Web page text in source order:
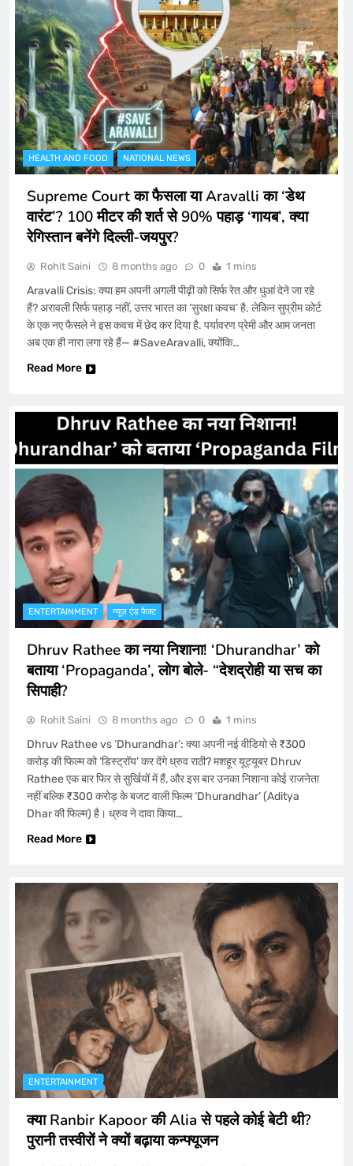
HEALTH AND FOOD NATIONAL NEWS
Supreme Court का फैसला या Aravalli का ‘डेथ
वारंट’? 100 मीटर की शर्त से 90% पहाड़ ‘गायब’, क्या
रेगिस्तान बनेंगे दिल्ली-जयपुर?
Rohit Saini 8 months ago 0 1 mins
Aravalli Crisis: क्या हम अपनी अगली पीढ़ी को सिर्फ रेत और धुआं देने जा रहे
हैं? अरावली सिर्फ पहाड़ नहीं, उत्तर भारत का ‘सुरक्षा कवच’ है. लेकिन सुप्रीम कोर्ट
के एक नए फैसले ने इस कवच में छेद कर दिया है. पर्यावरण प्रेमी और आम जनता
अब एक ही नारा लगा रहे हैं— #SaveAravalli, क्योंकि…
Read More
ENTERTAINMENT न्यूज़ एंड फैक्ट
Dhruv Rathee का नया निशाना! ‘Dhurandhar’ को
बताया ‘Propaganda’, लोग बोले- “देशद्रोही या सच का
सिपाही?
Rohit Saini 8 months ago 0 1 mins
Dhruv Rathee vs ‘Dhurandhar’: क्या अपनी नई वीडियो से ₹300
करोड़ की फिल्म को ‘डिस्ट्रॉय’ कर देंगे ध्रुव राठी? मशहूर यूट्यूबर Dhruv
Rathee एक बार फिर से सुर्खियों में हैं, और इस बार उनका निशाना कोई राजनेता
नहीं बल्कि ₹300 करोड़ के बजट वाली फिल्म ‘Dhurandhar’ (Aditya
Dhar की फिल्म) है। ध्रुव ने दावा किया…
Read More
ENTERTAINMENT
क्या Ranbir Kapoor की Alia से पहले कोई बेटी थी?
पुरानी तस्वीरों ने क्यों बढ़ाया कन्फ्यूजन